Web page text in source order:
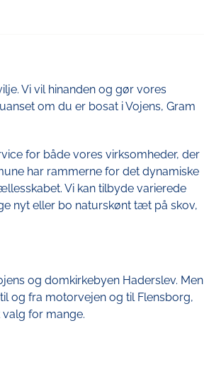
Vi vil hinanden og gør vores
om du er bosat i Vojens, Gram
for både vores virksomheder, der
har rammerne for det dynamiske
Vi kan tilbyde varierede
nyt eller bo naturskønt tæt på skov,
og domkirkebyen Haderslev. Men
og fra motorvejen og til Flensborg,
for mange.